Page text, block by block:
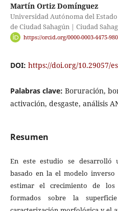
Martín Ortiz Domínguez
Universidad Autónoma del
de Ciudad Sahagún | Ciudad
https://orcid.org/0000-0003-4475-
DOI: https://doi.org/10.29057/
Palabras clave: Boruración,
activación, desgaste, análisis
Resumen
En este estudio se desarrolló
basado en la el modelo
estimar el crecimiento de los
formados sobre la